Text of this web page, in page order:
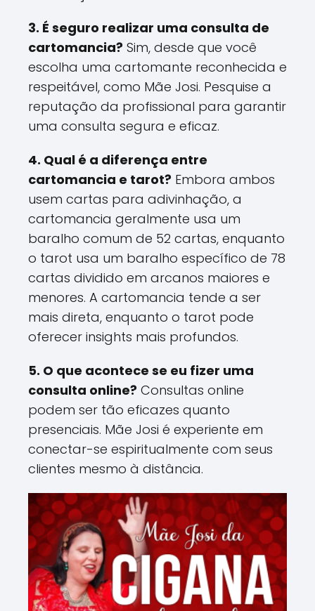
3. É seguro realizar uma consulta de
cartomancia? Sim, desde que você
escolha uma cartomante reconhecida e
respeitável, como Mãe Josi. Pesquise a
reputação da profissional para garantir
uma consulta segura e eficaz.
4. Qual é a diferença entre
cartomancia e tarot? Embora ambos
usem cartas para adivinhação, a
cartomancia geralmente usa um
baralho comum de 52 cartas, enquanto
o tarot usa um baralho específico de 78
cartas dividido em arcanos maiores e
menores. A cartomancia tende a ser
mais direta, enquanto o tarot pode
oferecer insights mais profundos​.
5. O que acontece se eu fizer uma
consulta online? Consultas online
podem ser tão eficazes quanto
presenciais. Mãe Josi é experiente em
conectar-se espiritualmente com seus
clientes mesmo à distância​.